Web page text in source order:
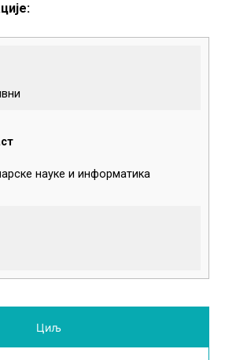
науке и информатика
Циљ